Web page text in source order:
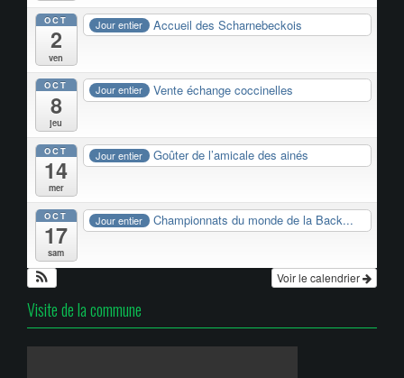
OCT
2
ven
Jour entier Accueil des Scharnebeckois
OCT
8
jeu
Jour entier Vente échange coccinelles
OCT
14
mer
Jour entier Goûter de l’amicale des ainés
OCT
17
sam
Jour entier Championnats du monde de la Back...
Voir le calendrier
Visite de la commune